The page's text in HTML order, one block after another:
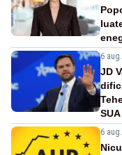
6
JD
SUA
6